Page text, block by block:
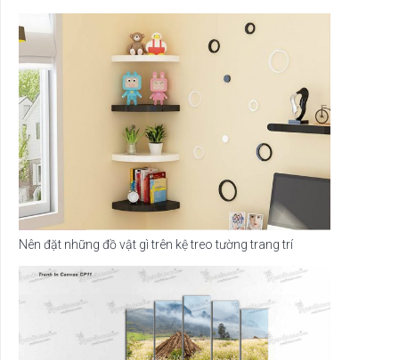
Nên đặt những đồ vật gì trên kệ treo tường trang trí